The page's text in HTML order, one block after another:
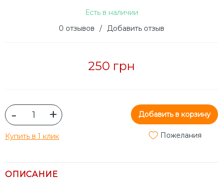
Есть в наличии
0 отзывов
/ Добавить отзыв
250 грн
- +
Купить в 1 клик
Добавить в корзину
Пожелания
ОПИСАНИЕ